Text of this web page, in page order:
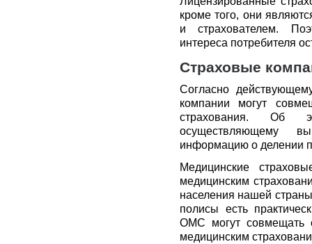
кроме того, они
и страхователем.
интереса потребителя
Страховые
Согласно
компании могут
страхования. Об
осуществляющему
информацию о делении
Медицинские
медицинским
населения нашей
полисы есть
ОМС могут совмещать
медицинским